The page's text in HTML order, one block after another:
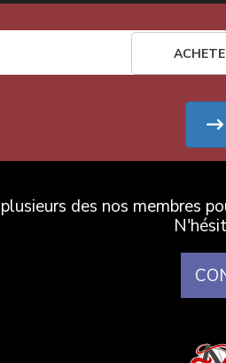
des nos membres